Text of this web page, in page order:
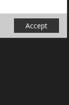
Accept